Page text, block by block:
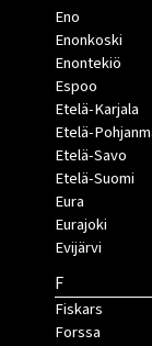
Eno
Enonkoski
Enontekiö
Espoo
Etelä-Karjala
Etelä-
Etelä-Savo
Etelä-Suomi
Eura
Eurajoki
Evijärvi
F
Fiskars
Forssa